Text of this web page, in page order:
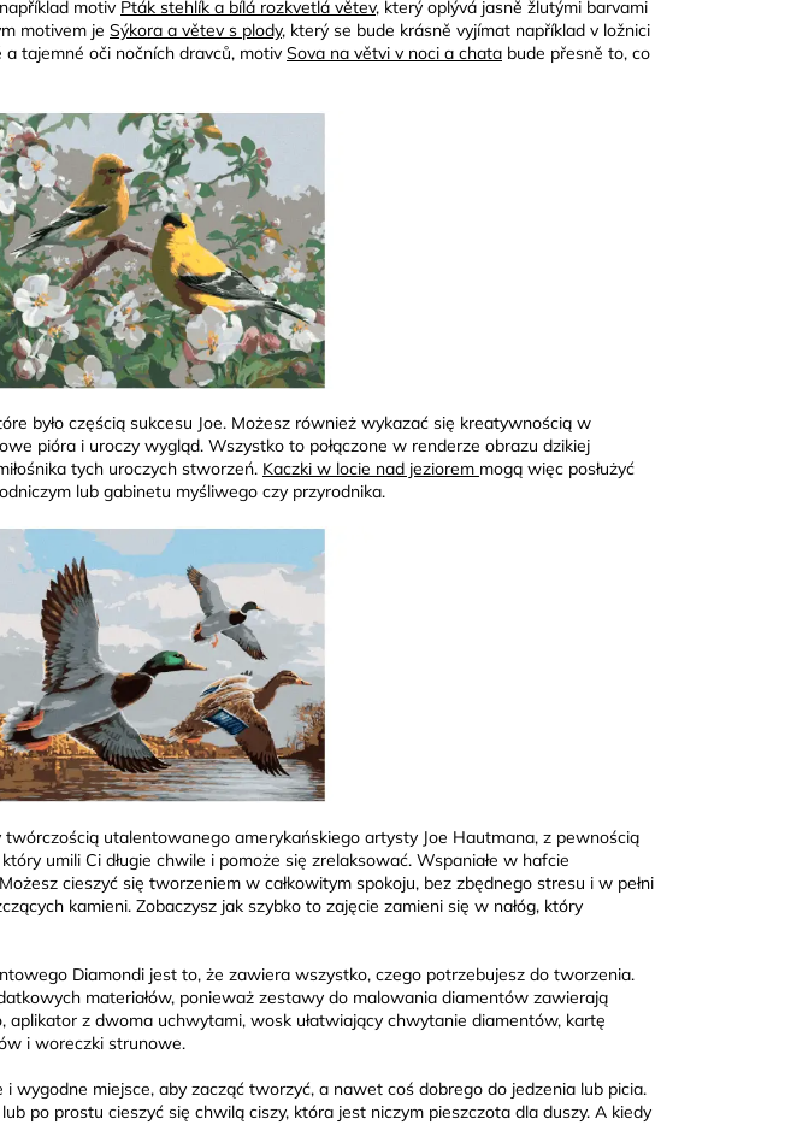
motiv Pták stehlík a bílá rozkvetlá větev, který oplývá jasně žlutými barvami
motivem je Sýkora a větev s plody, který se bude krásně vyjímat například v ložnici
tajemné oči nočních dravců, motiv Sova na větvi v noci a chata bude přesně to, co
było częścią sukcesu Joe. Możesz również wykazać się kreatywnością w
pióra i uroczy wygląd. Wszystko to połączone w renderze obrazu dzikiej
tych uroczych stworzeń. Kaczki w locie nad jeziorem mogą więc posłużyć
lub gabinetu myśliwego czy przyrodnika.
utalentowanego amerykańskiego artysty Joe Hautmana, z pewnością
umili Ci długie chwile i pomoże się zrelaksować. Wspaniałe w hafcie
cieszyć się tworzeniem w całkowitym spokoju, bez zbędnego stresu i w pełni
kamieni. Zobaczysz jak szybko to zajęcie zamieni się w nałóg, który
Diamondi jest to, że zawiera wszystko, czego potrzebujesz do tworzenia.
materiałów, ponieważ zestawy do malowania diamentów zawierają
aplikator z dwoma uchwytami, wosk ułatwiający chwytanie diamentów, kartę
i woreczki strunowe.
wygodne miejsce, aby zacząć tworzyć, a nawet coś dobrego do jedzenia lub picia.
po prostu cieszyć się chwilą ciszy, która jest niczym pieszczota dla duszy. A kiedy